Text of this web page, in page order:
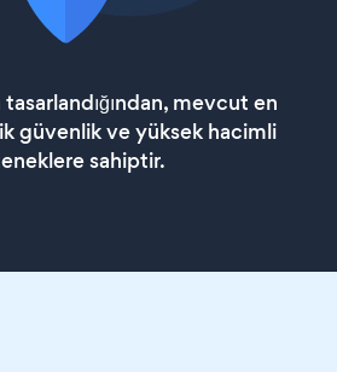
mevcut en
güvenlik ve yüksek hacimli
sahiptir.